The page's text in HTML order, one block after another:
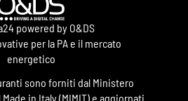
powered by O&DS
per la PA e il mercato
energetico
sono forniti dal Ministero
in Italy (MIMIT) e aggiornati